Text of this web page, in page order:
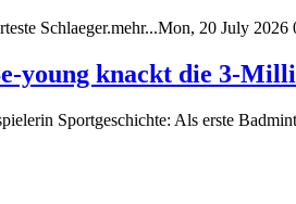
Schlaeger.mehr...Mon, 20 July 2026
young knackt die 3-
Sportgeschichte: Als erste